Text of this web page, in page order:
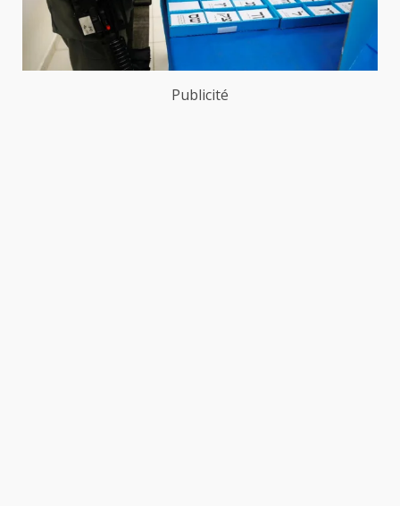
Publicité